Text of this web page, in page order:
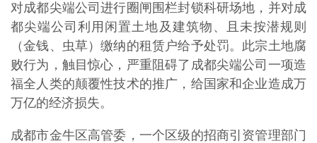
对成都尖端公司进行圈闸围栏封锁科研场地，并对成
都尖端公司利用闲置土地及建筑物、且未按潜规则
（金钱、虫草）缴纳的租赁户给予处罚。此宗土地腐
败行为，触目惊心，严重阻碍了成都尖端公司一项造
福全人类的颠覆性技术的推广，给国家和企业造成万
万亿的经济损失。
成都市金牛区高管委， 一个区级的招商引资管理部门